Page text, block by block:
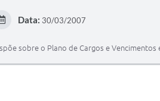
Data: 30/03/2007
sobre o Plano de Cargos e